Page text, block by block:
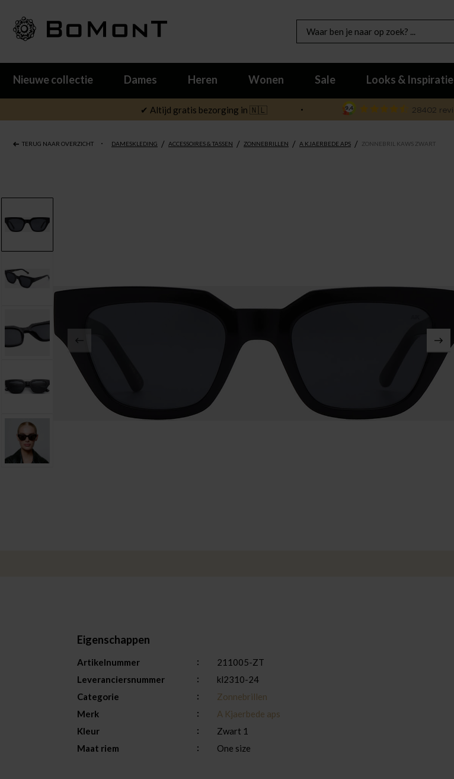
Nieuwe collectie Dames Heren Wonen Sale Looks & Inspiratie
✔ Altijd gratis bezorging in 🇳🇱
TERUG NAAR OVERZICHT DAMESKLEDING / ACCESSOIRES & TASSEN / ZONNEBRILLEN / A KJAERBEDE APS / ZONNEBRIL KAWS ZWART
Eigenschappen
Artikelnummer
211005-ZT
Leveranciersnummer
kl2310-24
Categorie
Zonnebrillen
Merk
A Kjaerbede aps
Kleur
Zwart 1
Maat riem
One size